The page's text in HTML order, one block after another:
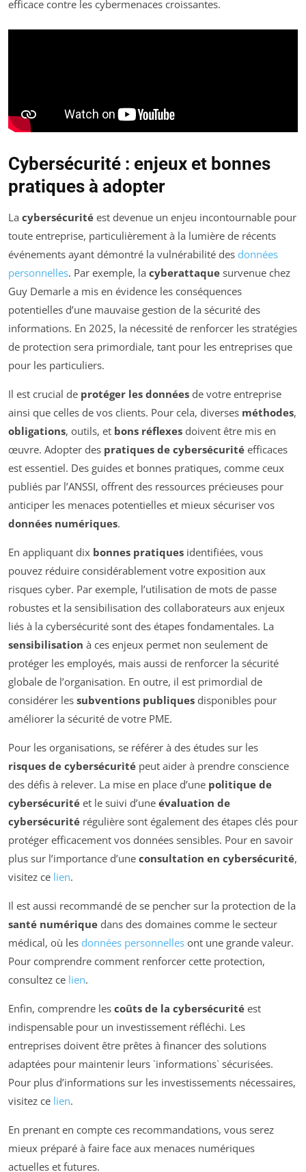
efficace contre les cybermenaces croissantes.
Cybersécurité : enjeux et bonnes
pratiques à adopter
La cybersécurité est devenue un enjeu incontournable pour
toute entreprise, particulièrement à la lumière de récents
événements ayant démontré la vulnérabilité des données
personnelles. Par exemple, la cyberattaque survenue chez
Guy Demarle a mis en évidence les conséquences
potentielles d’une mauvaise gestion de la sécurité des
informations. En 2025, la nécessité de renforcer les stratégies
de protection sera primordiale, tant pour les entreprises que
pour les particuliers.
Il est crucial de protéger les données de votre entreprise
ainsi que celles de vos clients. Pour cela, diverses méthodes,
obligations, outils, et bons réflexes doivent être mis en
œuvre. Adopter des pratiques de cybersécurité efficaces
est essentiel. Des guides et bonnes pratiques, comme ceux
publiés par l’ANSSI, offrent des ressources précieuses pour
anticiper les menaces potentielles et mieux sécuriser vos
données numériques.
En appliquant dix bonnes pratiques identifiées, vous
pouvez réduire considérablement votre exposition aux
risques cyber. Par exemple, l’utilisation de mots de passe
robustes et la sensibilisation des collaborateurs aux enjeux
liés à la cybersécurité sont des étapes fondamentales. La
sensibilisation à ces enjeux permet non seulement de
protéger les employés, mais aussi de renforcer la sécurité
globale de l’organisation. En outre, il est primordial de
considérer les subventions publiques disponibles pour
améliorer la sécurité de votre PME.
Pour les organisations, se référer à des études sur les
risques de cybersécurité peut aider à prendre conscience
des défis à relever. La mise en place d’une politique de
cybersécurité et le suivi d’une évaluation de
cybersécurité régulière sont également des étapes clés pour
protéger efficacement vos données sensibles. Pour en savoir
plus sur l’importance d’une consultation en cybersécurité,
visitez ce lien.
Il est aussi recommandé de se pencher sur la protection de la
santé numérique dans des domaines comme le secteur
médical, où les données personnelles ont une grande valeur.
Pour comprendre comment renforcer cette protection,
consultez ce lien.
Enfin, comprendre les coûts de la cybersécurité est
indispensable pour un investissement réfléchi. Les
entreprises doivent être prêtes à financer des solutions
adaptées pour maintenir leurs `informations` sécurisées.
Pour plus d’informations sur les investissements nécessaires,
visitez ce lien.
En prenant en compte ces recommandations, vous serez
mieux préparé à faire face aux menaces numériques
actuelles et futures.